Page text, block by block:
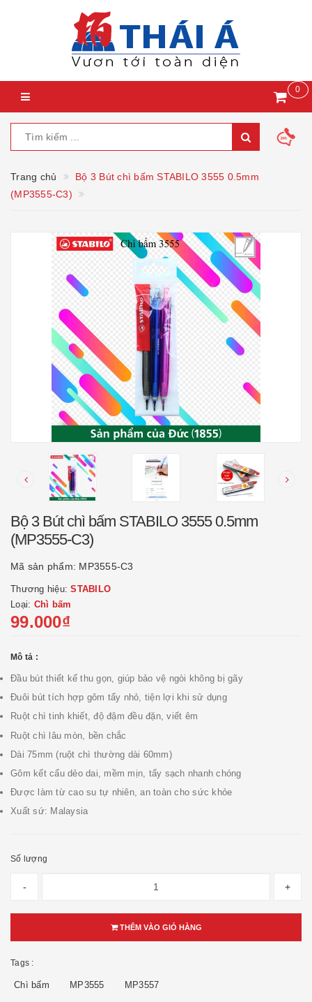
0
Trang chủ
Bộ 3 Bút chì bấm STABILO 3555 0.5mm
(MP3555-C3)
Bộ 3 Bút chì bấm STABILO 3555 0.5mm
(MP3555-C3)
Mã sản phẩm: MP3555-C3
Thương hiệu:STABILO
Loại: Chì bấm
99.000₫
Mô tả :
Đầu bút thiết kế thu gọn, giúp bảo vệ ngòi không bị gãy
Đuôi bút tích hợp gôm tẩy nhỏ, tiện lợi khi sử dụng
Ruột chì tinh khiết, độ đậm đều đặn, viết êm
Ruột chì lâu mòn, bền chắc
Dài 75mm (ruột chì thường dài 60mm)
Gôm kết cấu dẻo dai, mềm mịn, tẩy sạch nhanh chóng
Được làm từ cao su tự nhiên, an toàn cho sức khỏe
Xuất sứ: Malaysia
Số lượng
- +
THÊM VÀO GIỎ HÀNG
Tags :
Chì bấm MP3555 MP3557